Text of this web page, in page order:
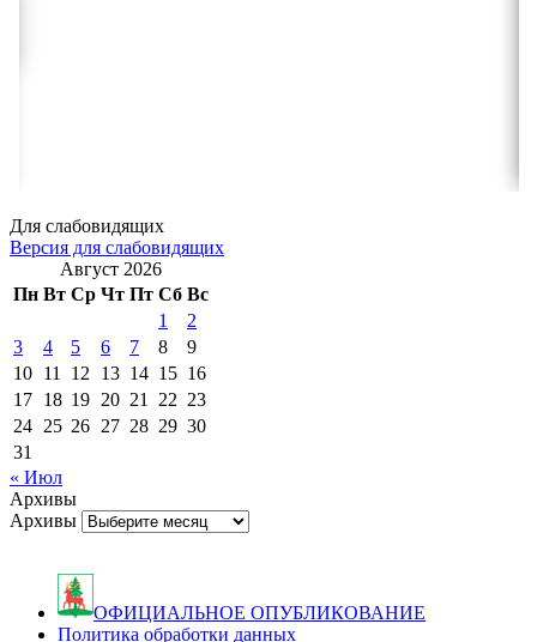
Для слабовидящих
Версия для слабовидящих
Август 2026
Пн Вт Ср Чт Пт Сб Вс
1
2
3
4 5 6 7 8
9
10 11 12 13 14 15 16
17 18 19 20 21 22 23
24 25 26 27 28 29 30
31
« Июл
Архивы
Архивы
ОФИЦИАЛЬНОЕ ОПУБЛИКОВАНИЕ
Политика обработки данных